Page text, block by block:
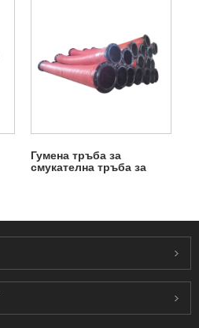
Гумена тръба за
смукателна тръба за